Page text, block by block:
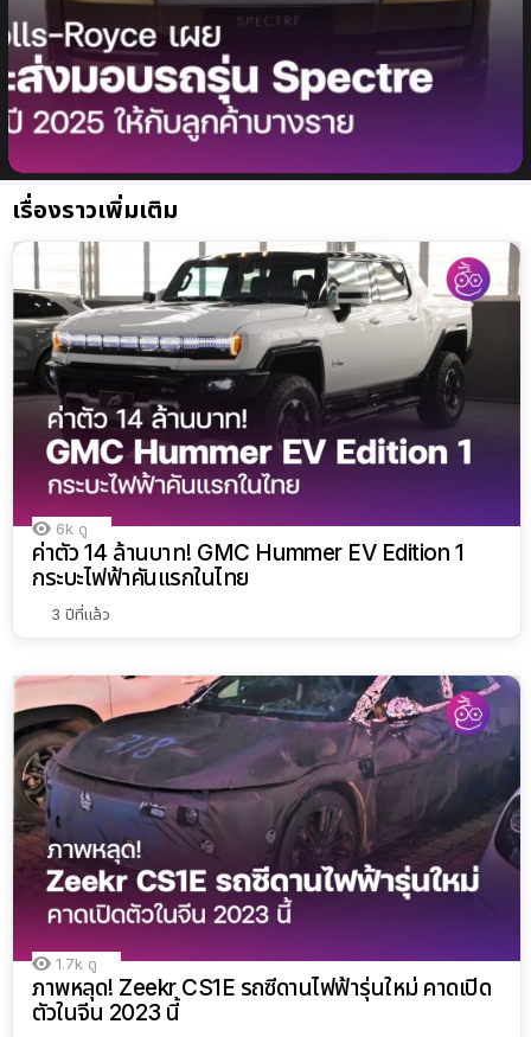
Rolls-Royce เผย จะส่งมอบรถรุ่น Spectre ในปี 2025
ให้กับลูกค้าบางราย
เรื่องราวเพิ่มเติม
6k ดู
ค่าตัว 14 ล้านบาท! GMC Hummer EV Edition 1
กระบะไฟฟ้าคันแรกในไทย
3 ปีที่แล้ว
1.7k ดู
ภาพหลุด! Zeekr CS1E รถซีดานไฟฟ้ารุ่นใหม่ คาดเปิด
ตัวในจีน 2023 นี้